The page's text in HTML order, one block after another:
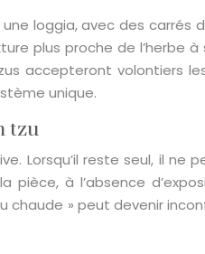
loggia, avec des
plus proche de l’herbe
accepteront volontiers
unique.
tzu
Lorsqu’il reste seul, il ne
à l’absence
chaude » peut devenir